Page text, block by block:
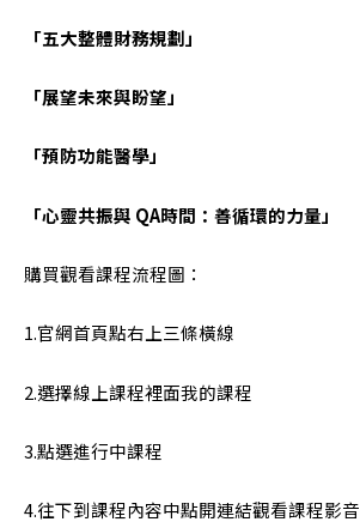
「五大整體財務規劃」
「展望未來與盼望」
「預防功能醫學」
「心靈共振與 QA時間：善循環的力量」
購買觀看課程流程圖：
1.官網首頁點右上三條橫線
2.選擇線上課程裡面我的課程
3.點選進行中課程
4.往下到課程內容中點開連結觀看課程影音